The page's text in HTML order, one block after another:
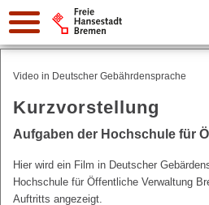
Suche:
Video in Deutscher Gebährdensprache
Kurzvorstellung
Aufgaben der Hochschule für
Hier wird ein Film in Deutscher
Hochschule für Öffentliche Verwaltung
Auftritts angezeigt.